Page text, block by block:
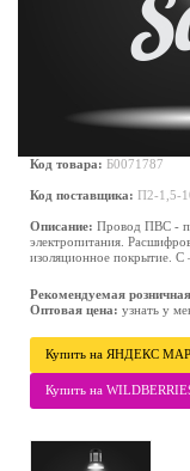
Код товара: Б0071787
Код поставщика: П2-1,5-
Описание: Провод ПВС -
электропитания.
изоляционное покрытие. С
Рекомендуемая
Оптовая цена: узнать у
Купить на ЯНДЕКС
Купить на